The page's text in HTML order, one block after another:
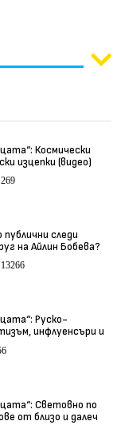
Космически
изцепки (видео)
публични следи
на Айлин Бобева?
Руско-
инфлуенсъри и
Световно по
от близо и далеч